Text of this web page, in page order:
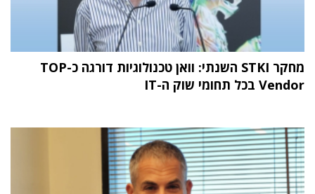
מחקר STKI השנתי: וואן טכנולוגיות דורגה כ-TOP
Vendor בכל תחומי שוק ה-IT